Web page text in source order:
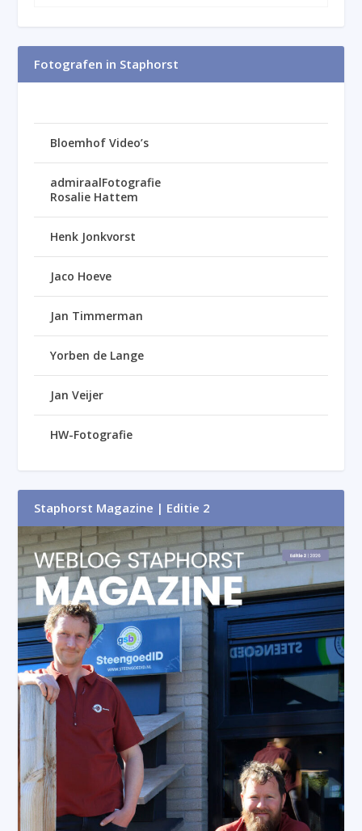
Fotografen in Staphorst
Bloemhof Video’s
admiraalFotografie
Rosalie Hattem
Henk Jonkvorst
Jaco Hoeve
Jan Timmerman
Yorben de Lange
Jan Veijer
HW-Fotografie
Staphorst Magazine | Editie 2